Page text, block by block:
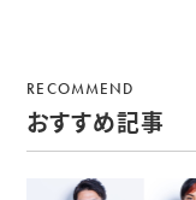
RECOMMEND
おすすめ記事